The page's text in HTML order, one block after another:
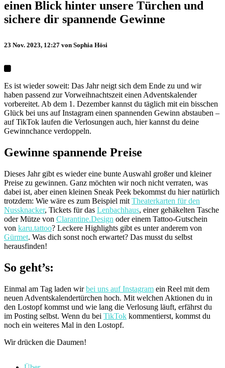
einen Blick hinter unsere Türchen und
sichere dir spannende Gewinne
23 Nov. 2023, 12:27 von Sophia Hösi
Es ist wieder soweit: Das Jahr neigt sich dem Ende zu und wir
haben passend zur Vorweihnachtszeit einen Adventskalender
vorbereitet. Ab dem 1. Dezember kannst du täglich mit ein bisschen
Glück bei uns auf Instagram einen spannenden Gewinn abstauben –
auf TikTok laufen die Verlosungen auch, hier kannst du deine
Gewinnchance verdoppeln.
Gewinne spannende Preise
Dieses Jahr gibt es wieder eine bunte Auswahl großer und kleiner
Preise zu gewinnen. Ganz möchten wir noch nicht verraten, was
dabei ist, aber einen kleinen Sneak Peek bekommst du hier natürlich
trotzdem: Wie wäre es zum Beispiel mit Theaterkarten für den
Nussknacker, Tickets für das Lenbachhaus, einer gehäkelten Tasche
oder Mütze von Clarantine.Design oder einem Tattoo-Gutschein
von karu.tattoo? Leckere Highlights gibt es unter anderem von
Gürmet. Was dich sonst noch erwartet? Das musst du selbst
herausfinden!
So geht’s:
Einmal am Tag laden wirbei uns auf Instagram ein Reel mit dem
neuen Adventskalendertürchen hoch. Mit welchen Aktionen du in
den Lostopf kommst und wie lang die Verlosung läuft, erfährst du
im Posting selbst. Wenn du bei TikTok kommentierst, kommst du
noch ein weiteres Mal in den Lostopf.
Wir drücken die Daumen!